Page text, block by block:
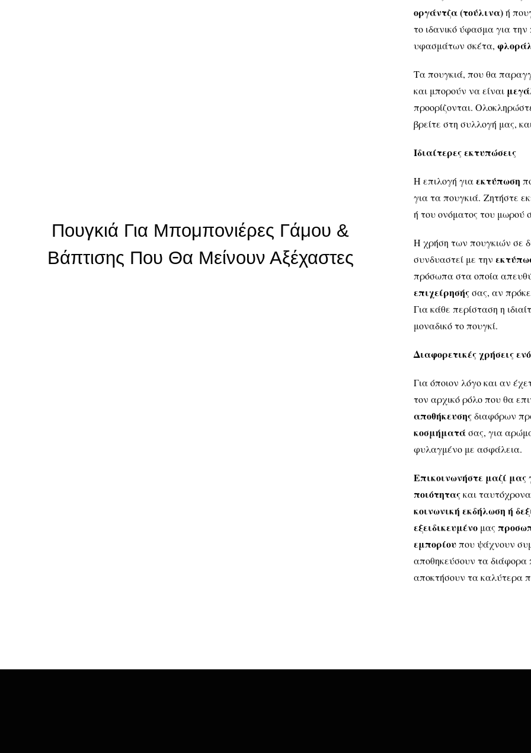
Πουγκιά Για Μπομπονιέρες Γάμου &
Βάπτισης Που Θα Μείνουν Αξέχαστες
οργάντζα (τούλινα)ή
το ιδανικό ύφασμα για
υφασμάτων σκέτα,
Τα πουγκιά, που θα
και μπορούν να είναι
προορίζονται.
βρείτε στη συλλογή μας,
Ιδιαίτερες εκτυπώσεις
Η επιλογή γιαεκτύπωση
για τα πουγκιά. Ζητήστε
ή του ονόματος του μωρού
Η χρήση των πουγκιών σε
συνδυαστεί με την
πρόσωπα στα οποία
επιχείρησήςσας, αν
Για κάθε περίσταση η
μοναδικό το πουγκί.
Διαφορετικές χρήσεις
Για όποιον λόγο και αν
τον αρχικό ρόλο που θα
αποθήκευσηςδιαφόρων
κοσμήματάσας, για
φυλαγμένο με ασφάλεια.
Επικοινωνήστε μαζί μας
ποιότηταςκαι ταυτόχρονα
κοινωνική εκδήλωση ή
εξειδικευμένο μας
εμπορίουπου ψάχνουν
αποθηκεύσουν τα διάφορα
αποκτήσουν τα καλύτερα